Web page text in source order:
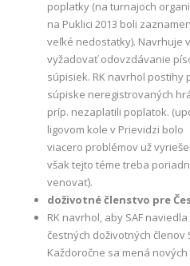
poplatky (na turnajoch
na Puklici 2013 boli
veľké nedostatky). Navrhuje
vyžadovať odovzdávanie
súpisiek. RK navrhol postihy
súpiske neregistrovaných
príp. nezaplatili poplatok.
ligovom kole v Prievidzi bolo
viacero problémov už
však tejto téme treba
venovať).
doživotné členstvo pre
RK navrhol, aby SAF
čestných doživotných členov
Každoročne sa mená